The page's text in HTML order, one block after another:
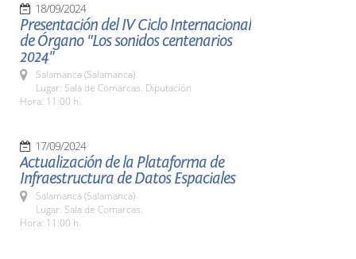
18/09/2024
Presentación del IV Ciclo Internacional
de Órgano "Los sonidos centenarios
2024"
Salamanca (Salamanca)
Lugar: Sala de Comarcas. Diputación
Hora: 11:00 h.
17/09/2024
Actualización de la Plataforma de
Infraestructura de Datos Espaciales
Salamanca (Salamanca)
Lugar: Sala de Comarcas.
Hora: 11:00 h.